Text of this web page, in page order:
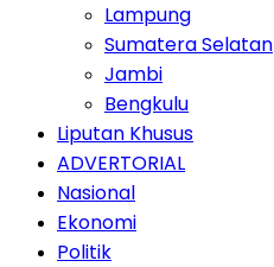
Lampung
Sumatera Selatan
Jambi
Bengkulu
Liputan Khusus
ADVERTORIAL
Nasional
Ekonomi
Politik